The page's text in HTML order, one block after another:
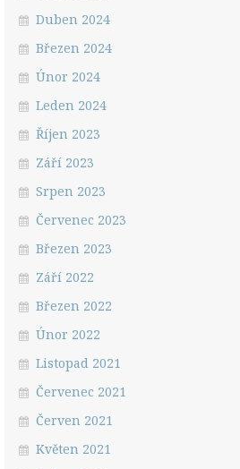
Duben 2024
Březen 2024
Únor 2024
Leden 2024
Říjen 2023
Září 2023
Srpen 2023
Červenec 2023
Březen 2023
Září 2022
Březen 2022
Únor 2022
Listopad 2021
Červenec 2021
Červen 2021
Květen 2021